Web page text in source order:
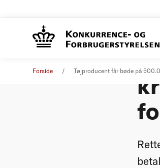
Forside Tøjproducent får bøde på